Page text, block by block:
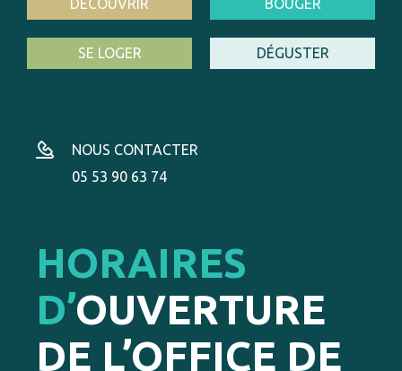
DÉCOUVRIR BOUGER
SE LOGER DÉGUSTER
NOUS CONTACTER
05 53 90 63 74
HORAIRES
D’OUVERTURE
DE L’OFFICE DE